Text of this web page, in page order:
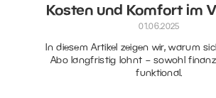
Kosten und Komfort im
01.06.2025
In diesem Artikel zeigen wir, warum
Abo langfristig lohnt – sowohl
funktional.